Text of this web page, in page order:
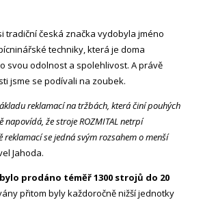
tradiční česká značka vydobyla jméno
techniky, která je doma
svou odolnost a spolehlivost. A právě
jsme se podívali na zoubek.
reklamací na tržbách, která činí pouhých
napovídá, že stroje ROZMITAL netrpí
se jedná svým rozsahem o menší
Jahoda.
prodáno téměř 1300 strojů do 20
přitom byly každoročně nižší jednotky